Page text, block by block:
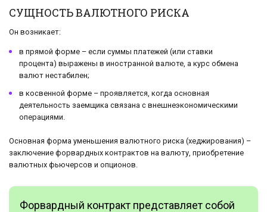
СУЩНОСТЬ ВАЛЮТНОГО РИСКА
Он возникает:
в прямой форме – если суммы платежей (или ставки
процента) выражены в иностранной валюте, а курс обмена
валют нестабилен;
в косвенной форме – проявляется, когда основная
деятельность заемщика связана с внешнеэкономическими
операциями.
Основная форма уменьшения валютного риска (хеджирования) –
заключение форвардных контрактов на валюту, приобретение
валютных фьючерсов и опционов.
Форвардный контракт представляет собой